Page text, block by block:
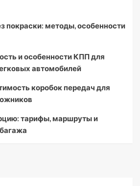
покраски: методы, особенности
и особенности КПП для
автомобилей
коробок передач для
тарифы, маршруты и